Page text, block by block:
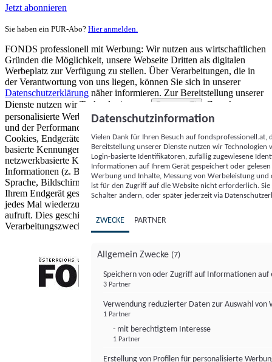
Jetzt abonnieren
Sie haben ein PUR-Abo? Hier anmelden.
FONDS professionell mit Werbung: Wir nutzen aus wirtschaftlichen
Gründen die Möglichkeit, unsere Webseite Dritten als digitalen
Werbeplatz zur Verfügung zu stellen. Über Verarbeitungen, die in
der Verantwortung von uns liegen, können Sie sich in unserer
Datenschutzerklärung näher informieren. Zur Bereitstellung unserer
Dienste nutzen wir Technologien von
Partnern (5)
. Zwecke:
personalisierte Werbung und Inhalte, Messung von Werbeleistung
und der Performance von Inhalten sowie Zielgruppenforschung.
Cookies, Endgeräte- oder ähnliche Online-Kennungen (z. B. login-
basierte Kennungen, zufällig generierte Kennungen,
netzwerkbasierte Kennungen) können zusammen mit anderen
Informationen (z. B. Browsertyp und Browserinformationen,
Sprache, Bildschirmgröße, unterstützte Technologien usw.) auf
Ihrem Endgerät gespeichert oder von dort ausgelesen werden, um es
jedes Mal wiederzuerkennen, wenn es eine App oder einer Webseite
aufruft. Dies geschieht für einen oder mehrere der hier aufgeführten
Verarbeitungszwecke.
Datenschutzinformation
Vielen Dank für Ihren Besuch auf
Bereitstellung unserer Dienste nutzen wir Technologien
Login-basierte Identifikatoren, zufällig zugewiesene
Informationen auf Ihrem Gerät gespeichert oder
Werbung und Inhalte, Messung von Werbeleistung
ist für den Zugriff auf die Website nicht erforderlich.
Schalter ändern, oder später jederzeit via
ZWECKE PARTNER
Allgemein Zwecke (7)
Speichern von oder Zugriff auf Informationen auf
3 Partner
Verwendung reduzierter Daten zur Auswahl von
1 Partner
- mit berechtigtem Interesse
1 Partner
Erstellung von Profilen für personalisierte
FONDS professionell